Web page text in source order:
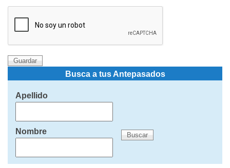
Busca a tus Antepasados
Apellido
Nombre